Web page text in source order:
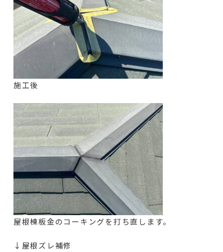
施工後
屋根棟板金のコーキングを打ち直します。
↓屋根ズレ補修